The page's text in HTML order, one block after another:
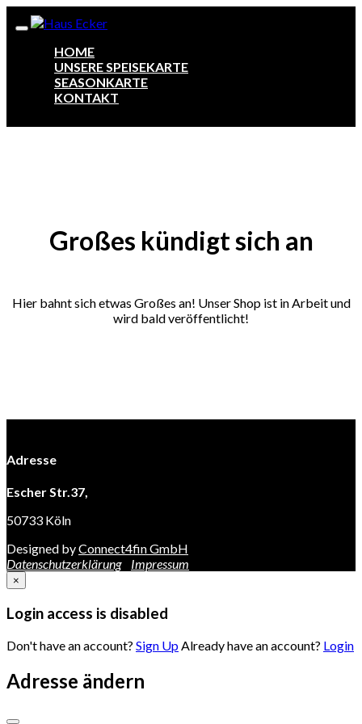
HOME
UNSERE SPEISEKARTE
SEASONKARTE
KONTAKT
Großes kündigt sich an
Hier bahnt sich etwas Großes an! Unser Shop ist in Arbeit und
wird bald veröffentlicht!
Adresse
Escher Str.37,
50733 Köln
Designed byConnect4fin GmbH
Datenschutzerklärung
Impressum
×
Login access is disabled
Don't have an account? Sign UpAlready have an account? Login
Adresse ändern